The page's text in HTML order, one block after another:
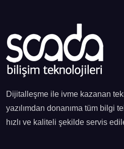
Dijitalleşme ile ivme kazanan
yazılımdan donanıma tüm bilgi
hızlı ve kaliteli şekilde servis